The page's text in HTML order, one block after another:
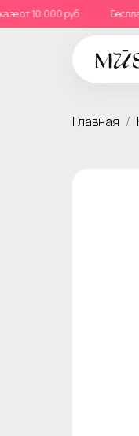
от 10.000 руб
Главная